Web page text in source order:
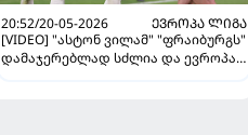
20:52/20-05-2026
ᲔᲕᲠᲝᲞᲐ ᲚᲘᲒᲐ
[VIDEO] "ასტონ ვილამ" "ფრაიბურგს"
დამაჯერებლად სძლია და ევროპა